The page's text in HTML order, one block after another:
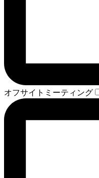
オフサイトミーティング